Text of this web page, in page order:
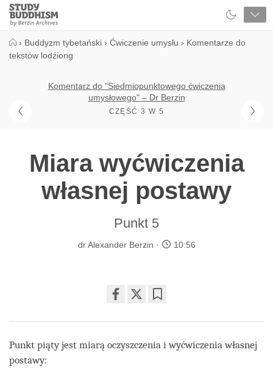
Close
Study
Buddhism
› Buddyzm tybetański › Ćwiczenie umysłu › Komentarze do
tekstów lodźiong
Komentarz do "Siedmiopunktowego ćwiczenia
umysłowego" – Dr Berzin
CZĘŚĆ 3 W 5
Miara wyćwiczenia
własnej postawy
Punkt 5
dr Alexander Berzin 10:56
on
Punkt piąty jest miarą oczyszczenia i wyćwiczenia własnej
postawy: